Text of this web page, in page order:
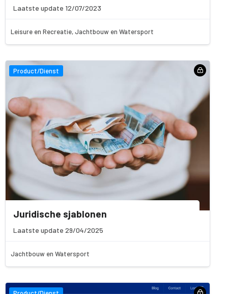
Laatste update 12/07/2023
Leisure en Recreatie, Jachtbouw en Watersport
Product/Dienst
Juridische sjablonen
Laatste update 29/04/2025
Jachtbouw en Watersport